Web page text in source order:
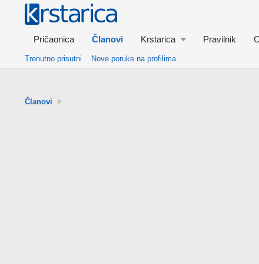
Pričaonica Članovi Krstarica Pravilnik
Trenutno prisutni Nove poruke na profilima
Članovi